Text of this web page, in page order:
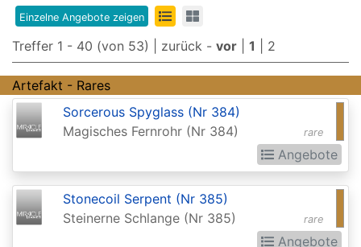
Edition
8th
9th
Edition
in
the
Forgotten
Einzelne Angebote zeigen
Treffer 1 - 40 (von 53) | zurück - vor 1 2
Artefakt - Rares
rare
Sorcerous Spyglass (Nr 384)
Magisches Fernrohr (Nr 384)
Angebote
rare
Stonecoil Serpent (Nr 385)
Steinerne Schlange (Nr 385)
Angebote